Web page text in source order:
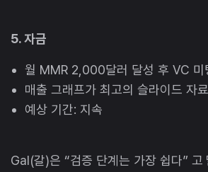
5. 자금
월 MMR 2,000달러 달성 후 VC 미
매출 그래프가 최고의 슬라이드 자
예상 기간: 지속
Gal(갈)은 “검증 단계는 가장 쉽다” 고